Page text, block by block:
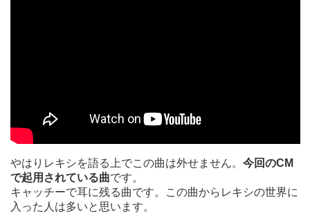
やはりレキシを語る上でこの曲は外せません。 今回のCM
で起用されている曲です。
キャッチーで耳に残る曲です。この曲からレキシの世界に
入った人は多いと思います。